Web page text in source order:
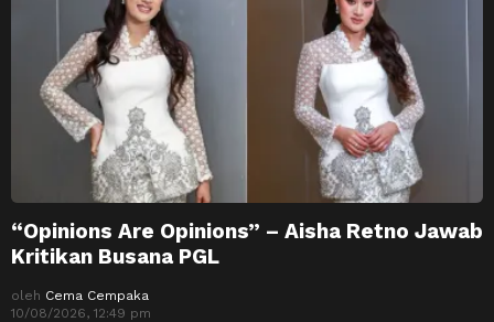
“Opinions Are Opinions” – Aisha Retno Jawab
Kritikan Busana PGL
oleh Cema Cempaka
10/08/2026, 12:49 pm